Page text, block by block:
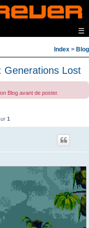
☰
Index > Blog
Generations Lost
Blog avant de poster.
1